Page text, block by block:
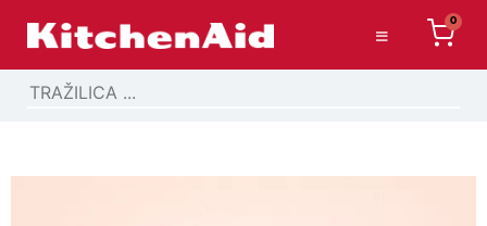
0